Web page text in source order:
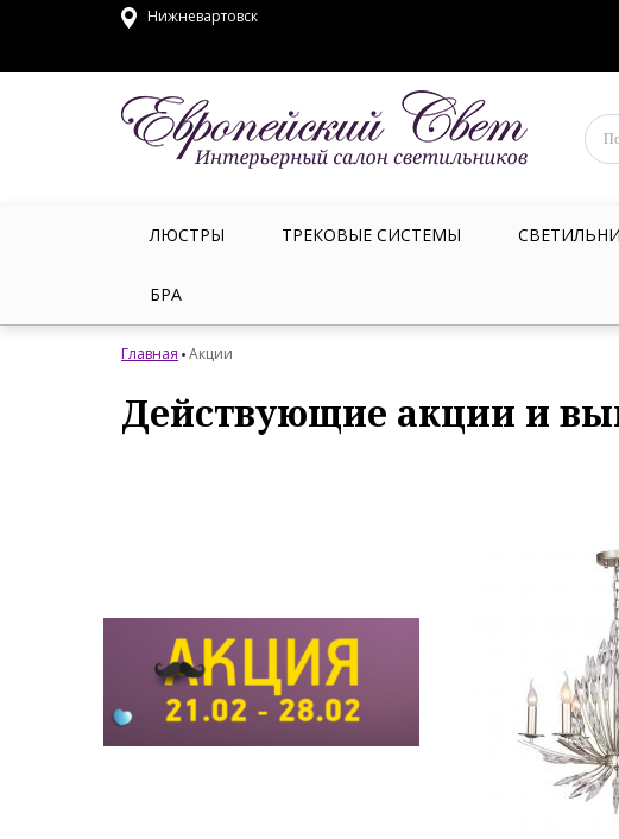
Нижневартовск
ЛЮСТРЫ ТРЕКОВЫЕ СИСТЕМЫ
БРА
Главная Акции
Действующие акции и